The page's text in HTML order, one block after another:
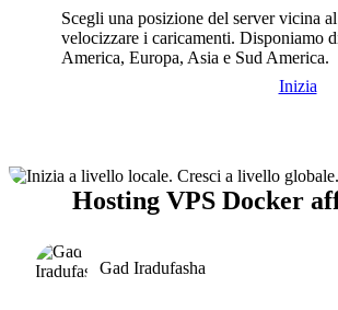
Scegli una posizione del server vicina
velocizzare i caricamenti. Disponiamo
America, Europa, Asia e Sud America.
Inizia
Hosting VPS Docker
Gad Iradufasha